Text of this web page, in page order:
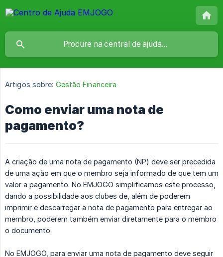
Artigos sobre: Gestão Financeira
Como enviar uma nota de
pagamento?
A criação de uma nota de pagamento (NP) deve ser precedida
de uma ação em que o membro seja informado de que tem um
valor a pagamento. No EMJOGO simplificamos este processo,
dando a possibilidade aos clubes de, além de poderem
imprimir e descarregar a nota de pagamento para entregar ao
membro, poderem também enviar diretamente para o membro
o documento.
No EMJOGO, para enviar uma nota de pagamento deve seguir